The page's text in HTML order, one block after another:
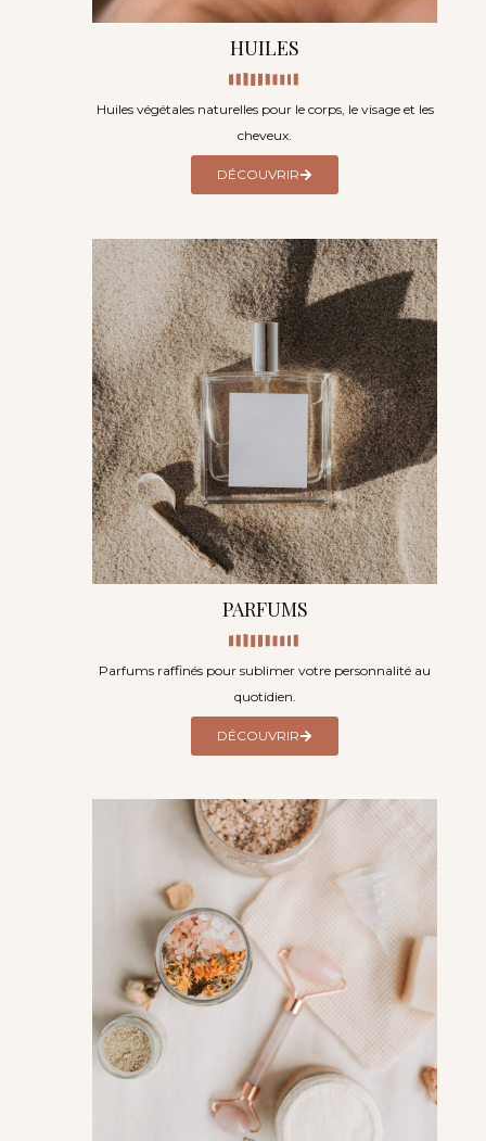
HUILES
Huiles végétales naturelles pour le corps, le visage et les
cheveux.
DÉCOUVRIR
PARFUMS
Parfums raffinés pour sublimer votre personnalité au
quotidien.
DÉCOUVRIR